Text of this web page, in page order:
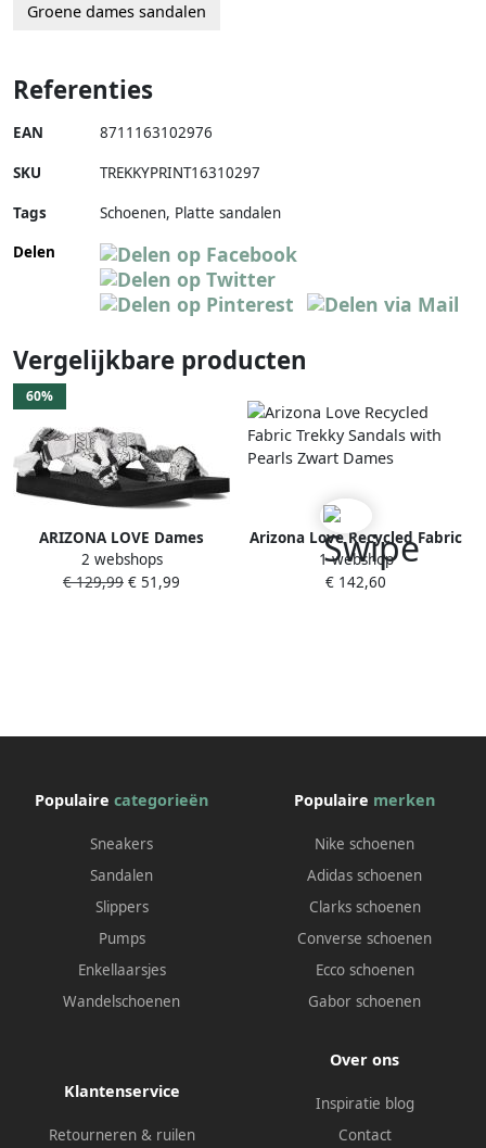
Groene dames sandalen
Referenties
EAN 8711163102976
SKU TREKKYPRINT16310297
Tags
Schoenen, Platte sandalen
Delen
Vergelijkbare producten
60%
ARIZONA LOVE Dames
Trekky Bandana Maat: 41
Materiaal: Textiel Kleur:
2 webshops
€ 129,99 € 51,99
Arizona Love Recycled Fabric
Trekky Sandals with Pearls
Zwart Dames
1 webshop
€ 142,60
Populaire categorieën
Sneakers
Sandalen
Slippers
Pumps
Enkellaarsjes
Wandelschoenen
Populaire merken
Nike schoenen
Adidas schoenen
Clarks schoenen
Converse schoenen
Ecco schoenen
Gabor schoenen
Klantenservice
Retourneren & ruilen
Over ons
Inspiratie blog
Contact